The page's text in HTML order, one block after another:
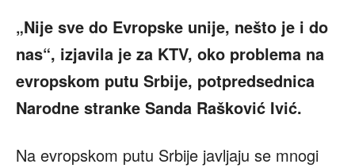
„Nije sve do Evropske unije, nešto je i do
nas“, izjavila je za KTV, oko problema na
evropskom putu Srbije, potpredsednica
Narodne stranke Sanda Rašković Ivić.
Na evropskom putu Srbije javljaju se mnogi